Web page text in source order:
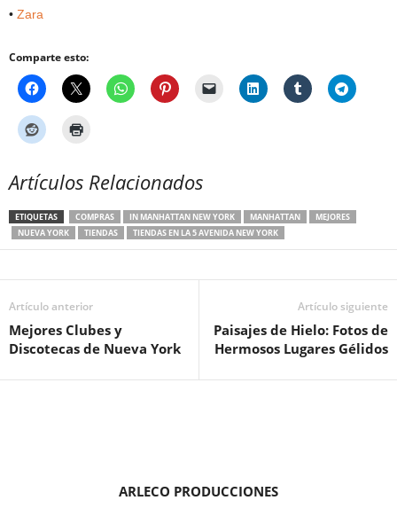
• Zara
Comparte esto:
Artículos Relacionados
ETIQUETAS COMPRAS IN MANHATTAN NEW YORK MANHATTAN
MEJORES
NUEVA YORK
TIENDAS TIENDAS EN LA 5 AVENIDA NEW YORK
Artículo anterior
Mejores Clubes y
Discotecas de Nueva York
Artículo siguiente
Paisajes de Hielo: Fotos de
Hermosos Lugares Gélidos
ARLECO PRODUCCIONES